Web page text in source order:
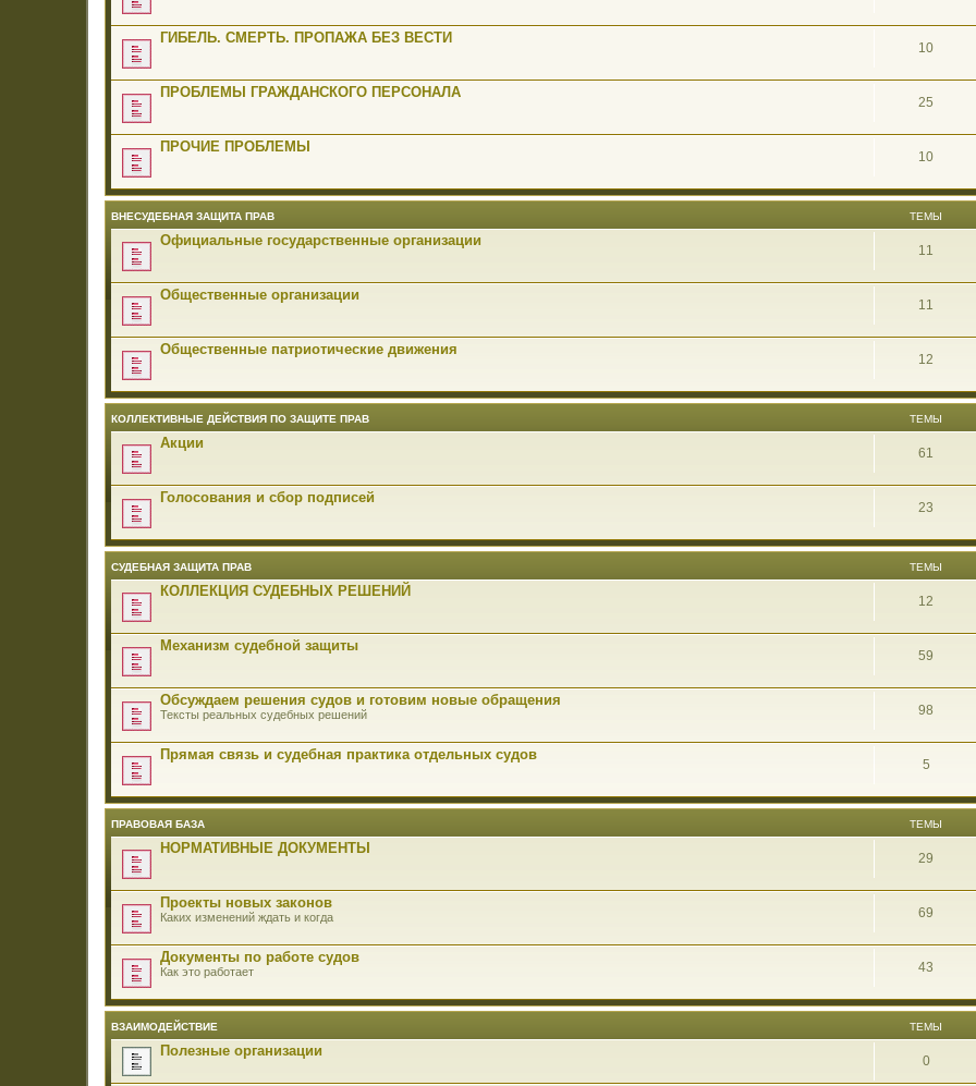
ГИБЕЛЬ. СМЕРТЬ. ПРОПАЖА БЕЗ ВЕСТИ
10
ПРОБЛЕМЫ ГРАЖДАНСКОГО ПЕРСОНАЛА
25
ПРОЧИЕ ПРОБЛЕМЫ
10
ВНЕСУДЕБНАЯ ЗАЩИТА ПРАВ ТЕМЫ
Официальные государственные организации
11
Общественные организации
11
Общественные патриотические движения
12
КОЛЛЕКТИВНЫЕ ДЕЙСТВИЯ ПО ЗАЩИТЕ ПРАВ ТЕМЫ
Акции
61
Голосования и сбор подписей
23
СУДЕБНАЯ ЗАЩИТА ПРАВ ТЕМЫ
КОЛЛЕКЦИЯ СУДЕБНЫХ РЕШЕНИЙ
12
Механизм судебной защиты
59
Обсуждаем решения судов и готовим новые обращения
Тексты реальных судебных решений 98
Прямая связь и судебная практика отдельных судов
5
ПРАВОВАЯ БАЗА ТЕМЫ
НОРМАТИВНЫЕ ДОКУМЕНТЫ
29
Проекты новых законов
Каких изменений ждать и когда 69
Документы по работе судов
Как это работает 43
ВЗАИМОДЕЙСТВИЕ ТЕМЫ
Полезные организации
0